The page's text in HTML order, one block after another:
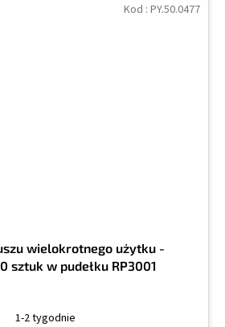
wielokrotnego użytku -
sztuk w pudełku RP3001
1-2 tygodnie
Kod : PY.50.0477